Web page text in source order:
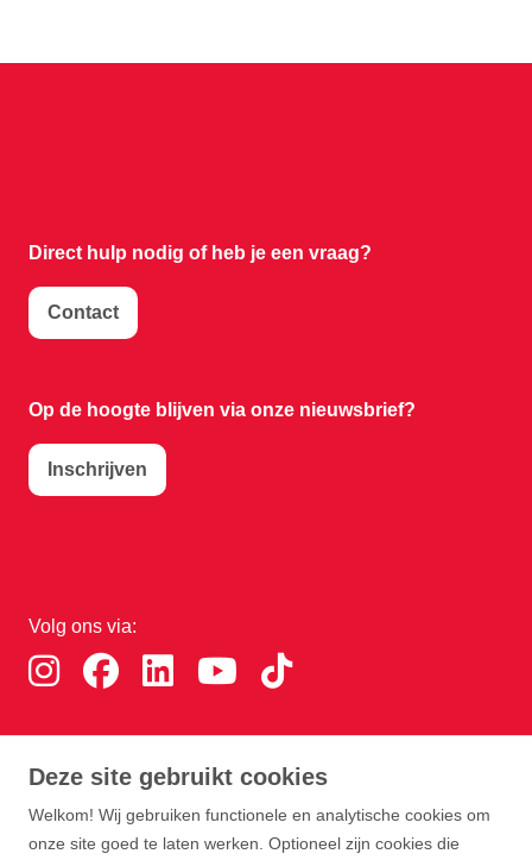
Deze site gebruikt cookies
Welkom! Wij gebruiken functionele en analytische cookies om
onze site goed te laten werken. Optioneel zijn cookies die
Direct hulp nodig ofheb je een vraag?
Contact
Op de hoogte blijven via onze nieuwsbrief?
Inschrijven
Volg ons via:
Download de RTHA app: